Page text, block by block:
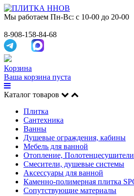
Мы работаем Пн-Вс: с 10-00 до 20-00
8-908-158-84-68
Корзина
Ваша корзина пуста
Каталог товаров
Плитка
Сантехника
Ванны
Душевые ограждения, кабины
Мебель для ванной
Отопление, Полотенцесушители
Смесители, душевые системы
Аксессуары для ванной
Каменно-полимерная плитка
Сопутствующие материалы